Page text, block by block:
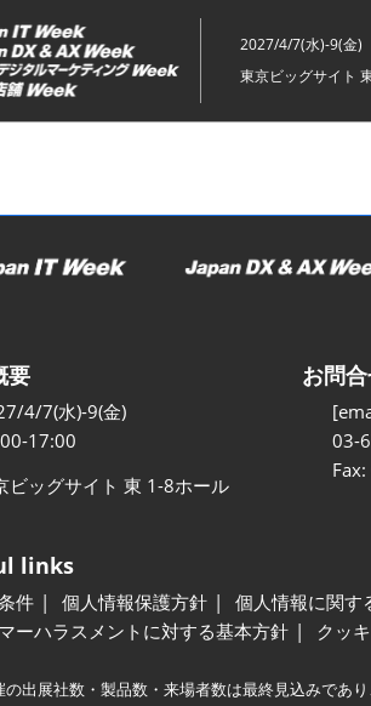
2027/4/7(水)-9(金)
東京ビッグサイト
要
4/7(水)-9(金)
17:00
ビッグサイト 東 1-8ホール
お問
03-
links
件 個人情報保護方針 個人情報に関す
ーハラスメントに対する基本方針
クッ
の出展社数・製品数・来場者数は最終見込みであ